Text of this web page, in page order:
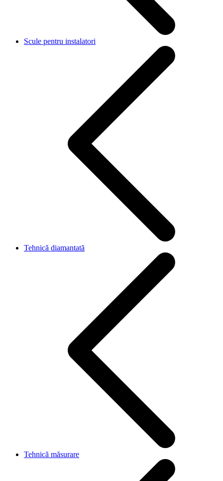
Scule pentru instalatori
Tehnică diamantată
Tehnică măsurare